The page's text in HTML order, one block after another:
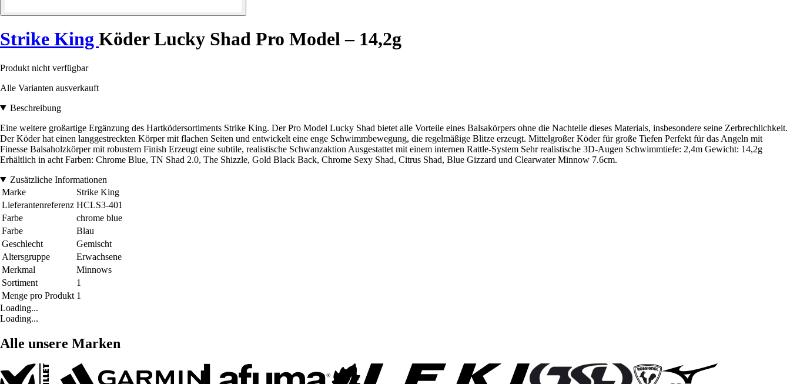
Strike King Köder Lucky Shad Pro Model – 14,2g
Produkt nicht verfügbar
Alle Varianten ausverkauft
Beschreibung
Eine weitere großartige Ergänzung des Hartködersortiments Strike King. Der Pro Model Lucky Shad bietet alle Vorteile eines Balsakörpers ohne die Nachteile dieses Materials, insbesondere seine Zerbrechlichkeit.
Der Köder hat einen langgestreckten Körper mit flachen Seiten und entwickelt eine enge Schwimmbewegung, die regelmäßige Blitze erzeugt. Mittelgroßer Köder für große Tiefen Perfekt für das Angeln mit
Finesse Balsaholzkörper mit robustem Finish Erzeugt eine subtile, realistische Schwanzaktion Ausgestattet mit einem internen Rattle-System Sehr realistische 3D-Augen Schwimmtiefe: 2,4m Gewicht: 14,2g
Erhältlich in acht Farben: Chrome Blue, TN Shad 2.0, The Shizzle, Gold Black Back, Chrome Sexy Shad, Citrus Shad, Blue Gizzard und Clearwater Minnow 7.6cm.
Zusätzliche Informationen
Marke
Strike King
Lieferantenreferenz HCLS3-401
Farbe
chrome blue
Farbe
Blau
Geschlecht
Gemischt
Altersgruppe
Erwachsene
Merkmal
Minnows
Sortiment
1
Menge pro Produkt 1
Loading...
Loading...
Alle unsere Marken